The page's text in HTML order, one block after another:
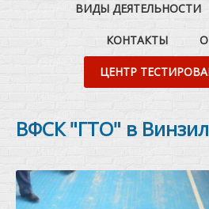
ВИДЫ ДЕЯТЕЛЬНОСТИ
КОНТАКТЫ
ЦЕНТР
ВФСК "ГТО" в